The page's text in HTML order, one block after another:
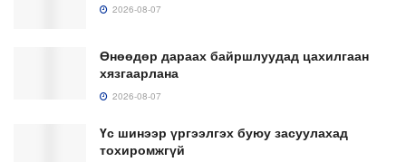
2026-08-07
Өнөөдөр дараах байршлуудад цахилгаан
хязгаарлана
2026-08-07
Үс шинээр үргээлгэх буюу засуулахад
тохиромжгүй